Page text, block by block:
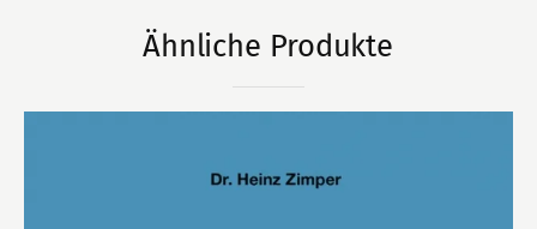
Ähnliche Produkte